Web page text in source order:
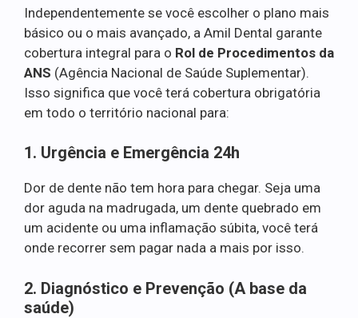
Independentemente se você escolher o plano mais
básico ou o mais avançado, a Amil Dental garante
cobertura integral para o Rol de Procedimentos da
ANS (Agência Nacional de Saúde Suplementar).
Isso significa que você terá cobertura obrigatória
em todo o território nacional para:
1. Urgência e Emergência 24h
Dor de dente não tem hora para chegar. Seja uma
dor aguda na madrugada, um dente quebrado em
um acidente ou uma inflamação súbita, você terá
onde recorrer sem pagar nada a mais por isso.
2. Diagnóstico e Prevenção (A base da
saúde)